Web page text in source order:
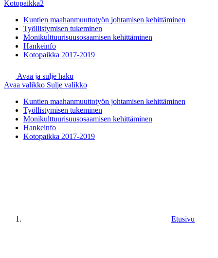
Kotopaikka2
Kuntien maahanmuuttotyön johtamisen kehittäminen
Työllistymisen tukeminen
Monikulttuurisuusosaamisen kehittäminen
Hankeinfo
Kotopaikka 2017-2019
Avaa ja sulje haku
Avaa valikko Sulje valikko
Kuntien maahanmuuttotyön johtamisen kehittäminen
Työllistymisen tukeminen
Monikulttuurisuusosaamisen kehittäminen
Hankeinfo
Kotopaikka 2017-2019
Etusivu